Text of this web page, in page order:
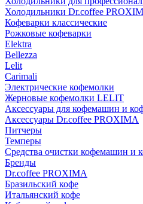
Холодильники Dr.coffee
Кофеварки классические
Рожковые кофеварки
Elektra
Bellezza
Lelit
Carimali
Электрические кофемолки
Жерновые кофемолки LELIT
Аксессуары для кофемашин и
Аксессуары Dr.coffee PROXIMA
Питчеры
Темперы
Средства очистки кофемашин и
Бренды
Dr.coffee PROXIMA
Бразильский кофе
Итальянский кофе